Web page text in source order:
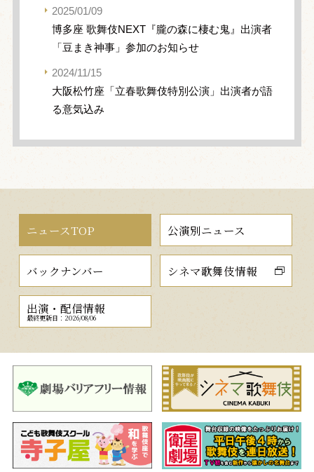
2025/01/09
博多座 歌舞伎NEXT『朧の森に棲む鬼』出演者
「豆まき神事」参加のお知らせ
2024/11/15
大阪松竹座「立春歌舞伎特別公演」出演者が語
る意気込み
ニュースTOP 公演別ニュース
バックナンバー シネマ歌舞伎情報
出演・配信情報
最終更新日：2026/08/06